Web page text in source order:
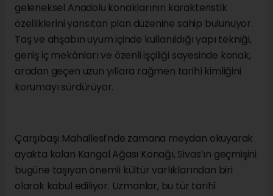
geleneksel Anadolu konaklarının karakteristik
özelliklerini yansıtan plan düzenine sahip bulunuyor.
Taş ve ahşabın uyum içinde kullanıldığı yapı tekniği,
geniş iç mekânları ve özenli işçiliği sayesinde konak,
aradan geçen uzun yıllara rağmen tarihî kimliğini
korumayı sürdürüyor.
Çarşıbaşı Mahallesi’nde zamana meydan okuyarak
ayakta kalan Kangal Ağası Konağı, Sivas’ın geçmişini
bugüne taşıyan önemli kültür varlıklarından biri
olarak kabul ediliyor. Uzmanlar, bu tür tarihî